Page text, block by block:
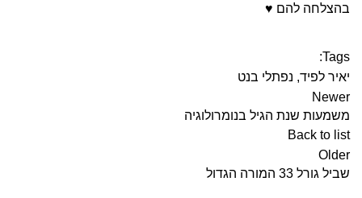
בהצלחה להם ♥
Tags:
יאיר לפיד, נפתלי בנט
Newer
משמעות שנת הגיל בנומרולוגיה
Back to list
Older
שביל גורל 33 המורה הגדול